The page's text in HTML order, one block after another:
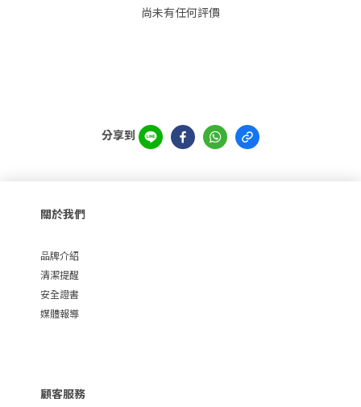
尚未有任何評價
分享到
關於我們
品牌介紹
清潔提醒
安全證書
媒體報導
顧客服務